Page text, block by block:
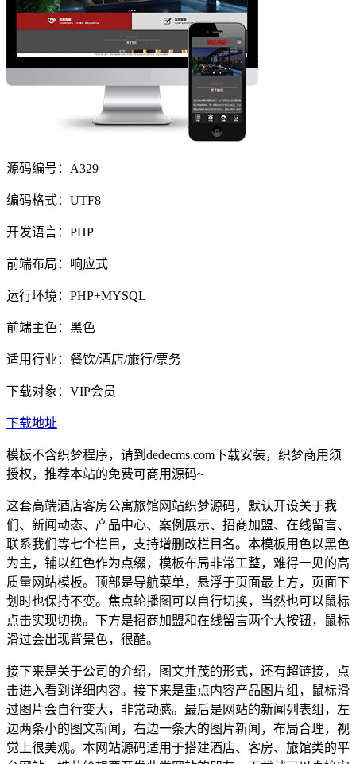
源码编号：A329
编码格式：UTF8
开发语言：PHP
前端布局：响应式
运行环境：PHP+MYSQL
前端主色：黑色
适用行业：餐饮/酒店/旅行/票务
下载对象：VIP会员
下载地址
模板不含织梦程序，请到dedecms.com下载安装，织梦商用须
授权，推荐本站的免费可商用源码~
这套高端酒店客房公寓旅馆网站织梦源码，默认开设关于我
们、新闻动态、产品中心、案例展示、招商加盟、在线留言、
联系我们等七个栏目，支持增删改栏目名。本模板用色以黑色
为主，铺以红色作为点缀，模板布局非常工整，难得一见的高
质量网站模板。顶部是导航菜单，悬浮于页面最上方，页面下
划时也保持不变。焦点轮播图可以自行切换，当然也可以鼠标
点击实现切换。下方是招商加盟和在线留言两个大按钮，鼠标
滑过会出现背景色，很酷。
接下来是关于公司的介绍，图文并茂的形式，还有超链接，点
击进入看到详细内容。接下来是重点内容产品图片组，鼠标滑
过图片会自行变大，非常动感。最后是网站的新闻列表组，左
边两条小的图文新闻，右边一条大的图片新闻，布局合理，视
觉上很美观。本网站源码适用于搭建酒店、客房、旅馆类的平